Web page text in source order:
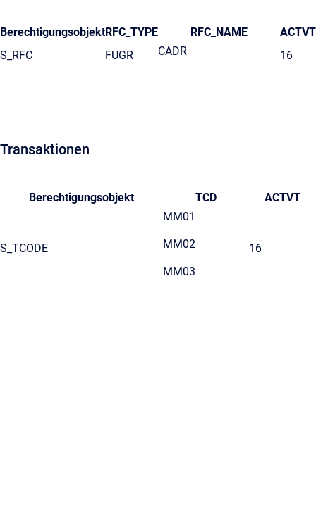
BerechtigungsobjektRFC_TYPE RFC_NAME
ACTVT
S_RFC
FUGR CADR 16
Transaktionen
Berechtigungsobjekt TCD ACTVT
S_TCODE
MM01
MM02
MM03
16